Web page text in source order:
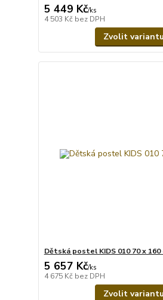
5 449 Kč/ks
4 503 Kč bez DPH
Zvolit variantu
Dětská postel KIDS 010 70 x 160
5 657 Kč/ks
4 675 Kč bez DPH
Zvolit variantu